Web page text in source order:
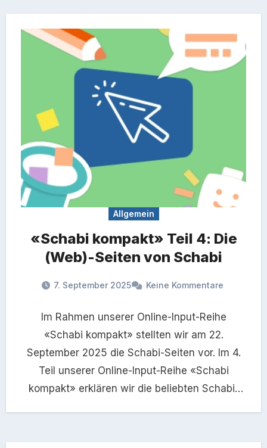
Allgemein
«Schabi kompakt» Teil 4: Die
(Web)-Seiten von Schabi
7. September 2025 Keine Kommentare
Im Rahmen unserer Online-Input-Reihe
«Schabi kompakt» stellten wir am 22.
September 2025 die Schabi-Seiten vor. Im 4.
Teil unserer Online-Input-Reihe «Schabi
kompakt» erklären wir die beliebten Schabi-